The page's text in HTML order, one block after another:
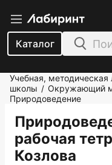
Каталог
Учебная, методическая
школы / Окружающий
Природоведение
рабочая
Козлова